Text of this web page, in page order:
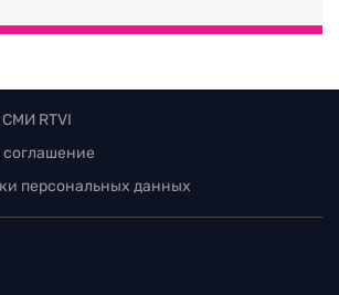
RTVI
соглашение
персональных данных